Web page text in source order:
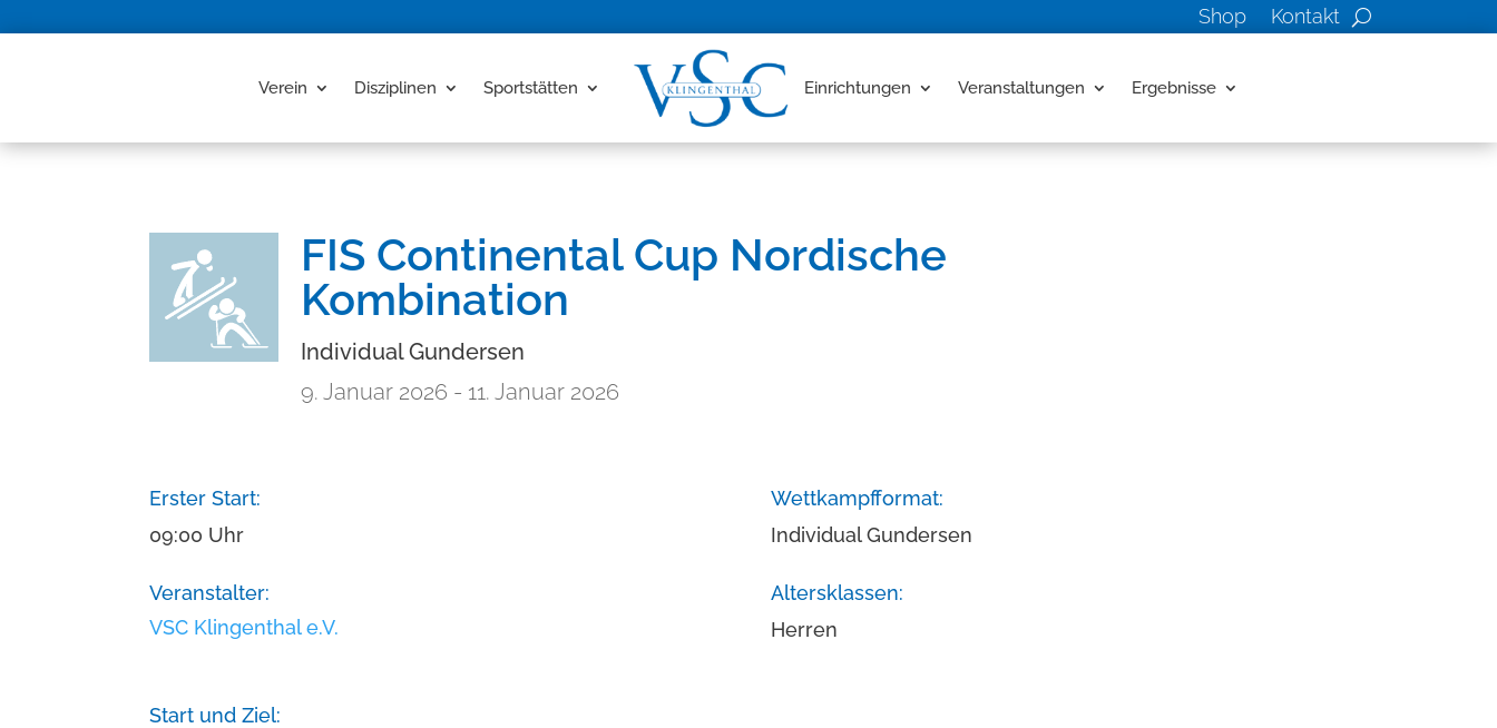
Shop Kontakt
Verein Disziplinen Sportstätten Einrichtungen Veranstaltungen Ergebnisse
FIS Continental Cup Nordische
Kombination
Individual Gundersen
9. Januar 2026 - 11. Januar 2026
Erster Start:
09:00 Uhr
Veranstalter:
VSC Klingenthal e.V.
Start und Ziel:
Wettkampfformat:
Individual Gundersen
Altersklassen:
Herren